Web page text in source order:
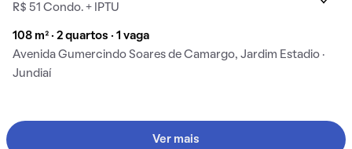
R$ 51 Condo. + IPTU
108 m² · 2 quartos · 1 vaga
Avenida Gumercindo Soares de Camargo, Jardim Estadio ·
Jundiaí
Ver mais